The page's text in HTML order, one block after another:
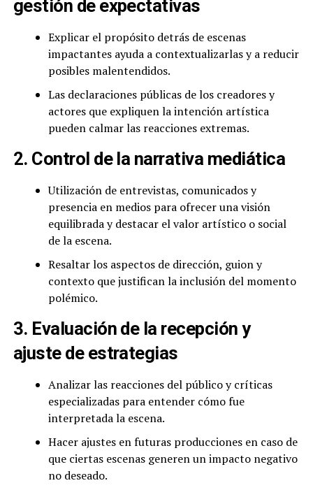
gestión de expectativas
Explicar el propósito detrás de escenas
impactantes ayuda a contextualizarlas y a reducir
posibles malentendidos.
Las declaraciones públicas de los creadores y
actores que expliquen la intención artística
pueden calmar las reacciones extremas.
2. Control de la narrativa mediática
Utilización de entrevistas, comunicados y
presencia en medios para ofrecer una visión
equilibrada y destacar el valor artístico o social
de la escena.
Resaltar los aspectos de dirección, guion y
contexto que justifican la inclusión del momento
polémico.
3. Evaluación de la recepción y
ajuste de estrategias
Analizar las reacciones del público y críticas
especializadas para entender cómo fue
interpretada la escena.
Hacer ajustes en futuras producciones en caso de
que ciertas escenas generen un impacto negativo
no deseado.